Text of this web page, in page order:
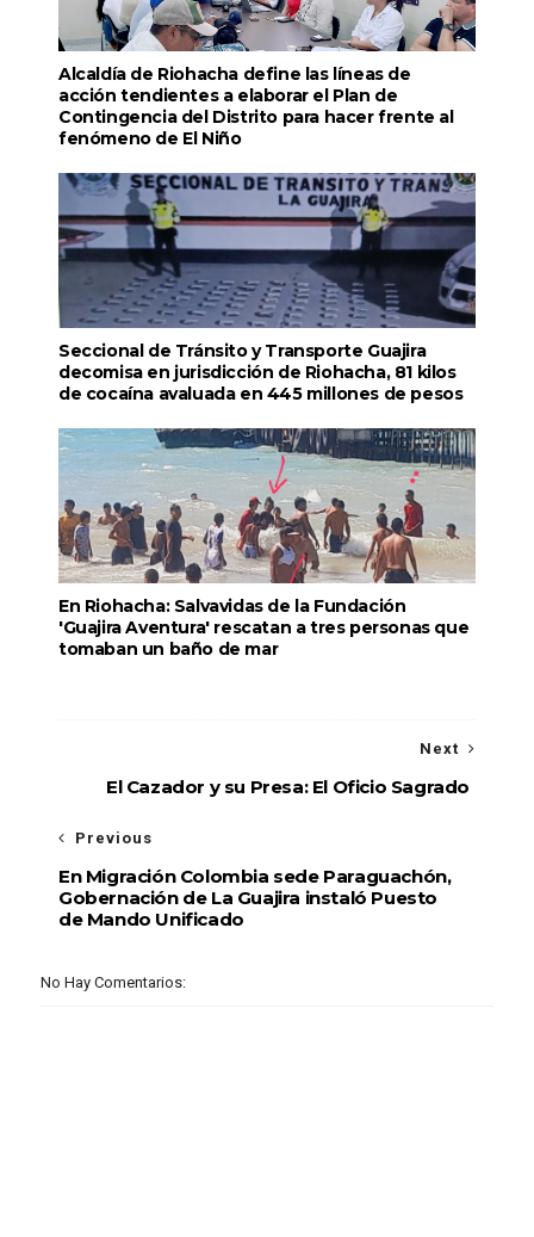
Alcaldía de Riohacha define las líneas de
acción tendientes a elaborar el Plan de
Contingencia del Distrito para hacer frente al
fenómeno de El Niño
Seccional de Tránsito y Transporte Guajira
decomisa en jurisdicción de Riohacha, 81 kilos
de cocaína avaluada en 445 millones de pesos
En Riohacha: Salvavidas de la Fundación
'Guajira Aventura' rescatan a tres personas que
tomaban un baño de mar
Next
El Cazador y su Presa: El Oficio Sagrado
Previous
En Migración Colombia sede Paraguachón,
Gobernación de La Guajira instaló Puesto
de Mando Unificado
No Hay Comentarios: